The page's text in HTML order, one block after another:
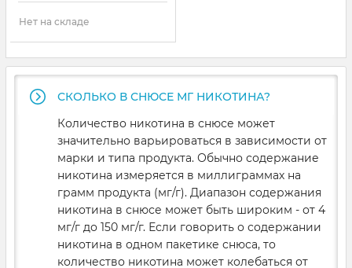
Нет на складе
СКОЛЬКО В СНЮСЕ МГ НИКОТИНА?
Количество никотина в снюсе может
значительно варьироваться в зависимости от
марки и типа продукта. Обычно содержание
никотина измеряется в миллиграммах на
грамм продукта (мг/г). Диапазон содержания
никотина в снюсе может быть широким - от 4
мг/г до 150 мг/г. Если говорить о содержании
никотина в одном пакетике снюса, то
количество никотина может колебаться от